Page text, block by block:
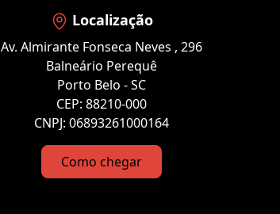
Localização
Av. Almirante Fonseca Neves , 296
Balneário Perequê
Porto Belo - SC
CEP: 88210-000
CNPJ: 06893261000164
Como chegar